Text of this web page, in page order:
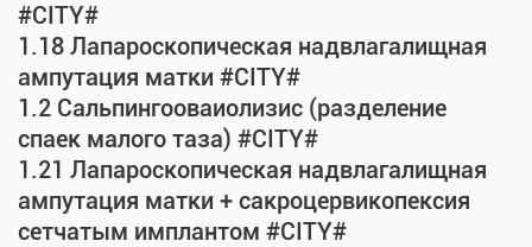
#CITY#
1.18 Лапароскопическая надвлагалищная
ампутация матки #CITY#
1.2 Сальпингооваиолизис (разделение
спаек малого таза) #CITY#
1.21 Лапароскопическая надвлагалищная
ампутация матки + сакроцервикопексия
сетчатым имплантом #CITY#